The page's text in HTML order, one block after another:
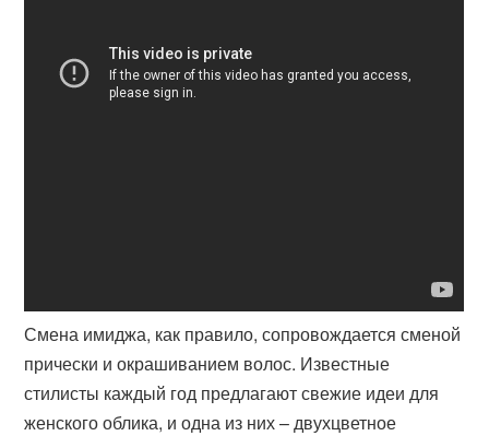
Смена имиджа, как правило, сопровождается сменой
прически и окрашиванием волос. Известные
стилисты каждый год предлагают свежие идеи для
женского облика, и одна из них – двухцветное